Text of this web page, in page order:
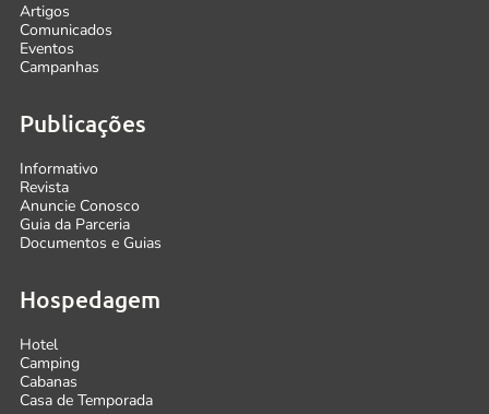
Artigos
Comunicados
Eventos
Campanhas
Publicações
Informativo
Revista
Anuncie Conosco
Guia da Parceria
Documentos e Guias
Hospedagem
Hotel
Camping
Cabanas
Casa de Temporada